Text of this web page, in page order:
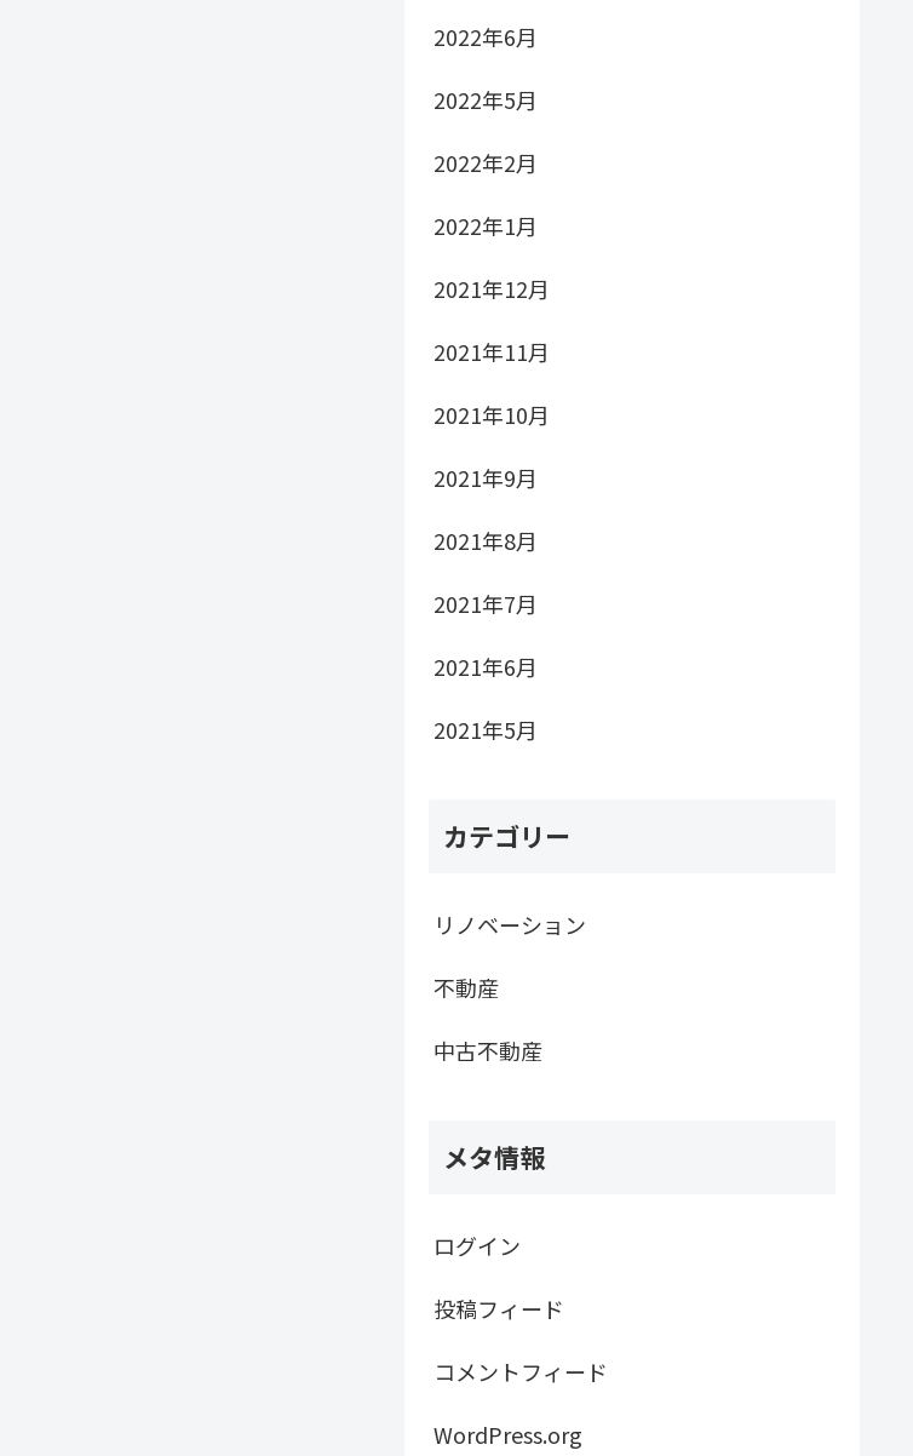
2022年6月
2022年5月
2022年2月
2022年1月
2021年12月
2021年11月
2021年10月
2021年9月
2021年8月
2021年7月
2021年6月
2021年5月
カテゴリー
リノベーション
不動産
中古不動産
メタ情報
ログイン
投稿フィード
コメントフィード
WordPress.org